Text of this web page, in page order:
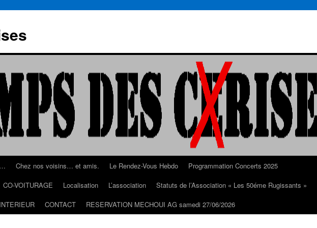
Chez nos voisins… et amis. Le Rendez-Vous Hebdo
Programmation Concerts 2025
CO-VOITURAGE Localisation L’association
Statuts de l’Association « Les 50éme Rugissants »
CONTACT RESERVATION MECHOUI AG samedi 27/06/2026